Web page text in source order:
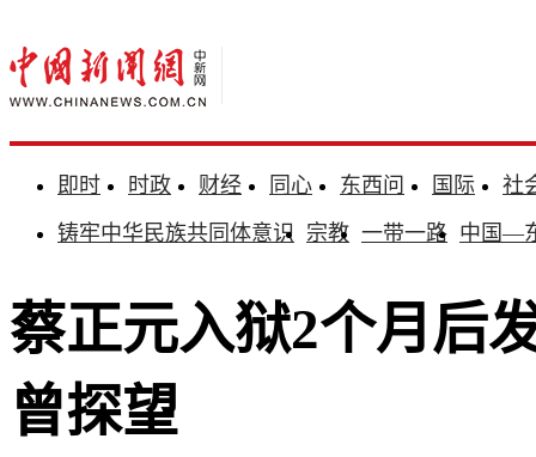
即时 时政 财经 同心 东西问 国际
社
铸牢中华民族共同体意识 宗教 一带一路 中国—
蔡正元入狱2个月后
曾探望